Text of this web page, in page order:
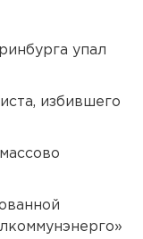
упал
избившего